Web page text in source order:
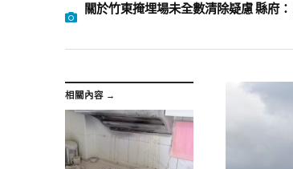
關於竹東掩埋場未全數清除疑慮 縣府
相關內容 →